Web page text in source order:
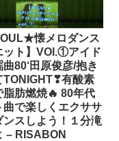
懐メロダンス
ット】VOl.①アイド
曲80‘田原俊彦/抱き
TONIGHT❣有酸素
脂肪燃焼🔥 80年代
曲で楽しくエクササ
ンスしよう！１分滝
– RISABON